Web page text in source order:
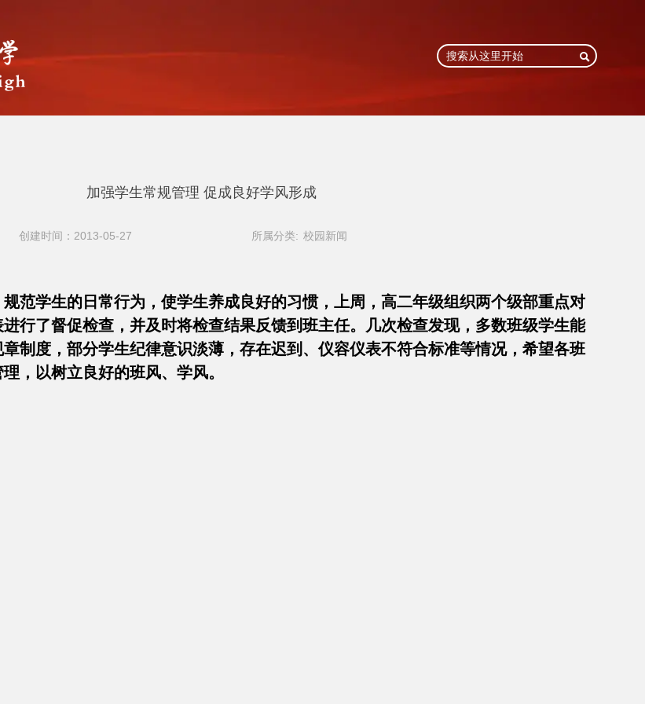

加强学生常规管理 促成良好学风形成
创建时间：2013-05-27 所属分类: 校园新闻
范学生的日常行为，使学生养成良好的习惯，上周，高二年级组织两个级部重点对
行了督促检查，并及时将检查结果反馈到班主任。几次检查发现，多数班级学生能
制度，部分学生纪律意识淡薄，存在迟到、仪容仪表不符合标准等情况，希望各班
理，以树立良好的班风、学风。